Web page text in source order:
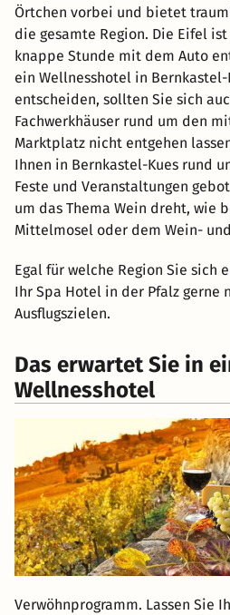
Örtchen vorbei und bietet
die gesamte Region. Die Eifel
knappe Stunde mit dem Auto
ein Wellnesshotel in Bernkastel-
entscheiden, sollten Sie sich
Fachwerkhäuser rund um den
Marktplatz nicht entgehen
Ihnen in Bernkastel-Kues rund
Feste und Veranstaltungen
um das Thema Wein dreht, wie
Mittelmosel oder dem Wein-
Egal für welche Region Sie sich
Ihr Spa Hotel in der Pfalz gerne
Ausflugszielen.
Das erwartet Sie in
Wellnesshotel
Verwöhnprogramm. Lassen Sie